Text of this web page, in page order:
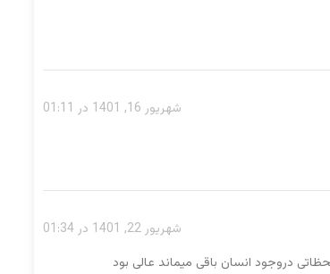
شهریور 16, 1401 در 01:11
شهریور 22, 1401 در 01:34
دروجود انسان باقی میماند عالی بود